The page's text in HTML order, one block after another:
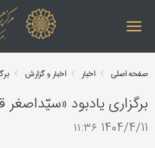
صفحه اصلی اخبار اخبار و گزارش
برگزاری یادبود
1404/4/11 ۱۱:۳۶